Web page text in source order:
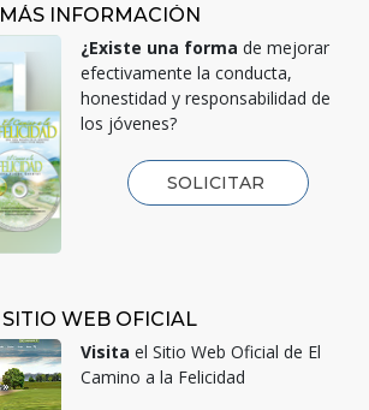
MÁS INFORMACIÓN
¿Existe una forma de mejorar
efectivamente la conducta,
honestidad y responsabilidad de
los jóvenes?
SOLICITAR
SITIO WEB OFICIAL
Visita el Sitio Web Oficial de El
Camino a la Felicidad